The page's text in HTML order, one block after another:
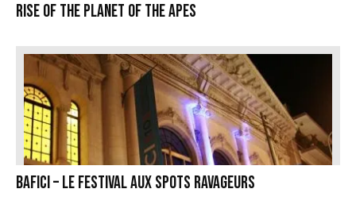
Rise of the Planet of the Apes
BAFICI – LE FESTIVAL AUX SPOTS RAVAGEURS